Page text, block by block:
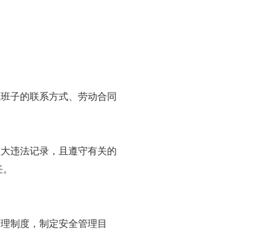
子的联系方式、劳动合同
违法记录，且遵守有关的
制度，制定安全管理目